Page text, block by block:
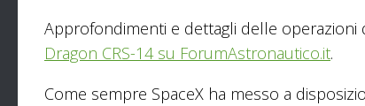
Approfondimenti e dettagli delle
Dragon CRS-14 su ForumAstronautico.it.
Come sempre SpaceX ha messo a